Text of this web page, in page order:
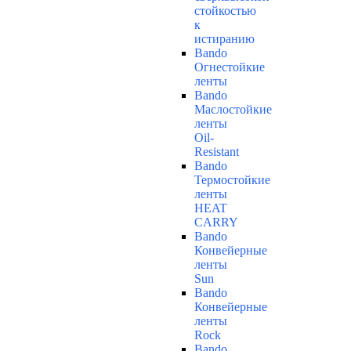
стойкостью
к
истиранию
Bando
Огнестойкие
ленты
Bando
Маслостойкие
ленты
Oil-
Resistant
Bando
Термостойкие
ленты
HEAT
CARRY
Bando
Конвейерные
ленты
Sun
Bando
Конвейерные
ленты
Rock